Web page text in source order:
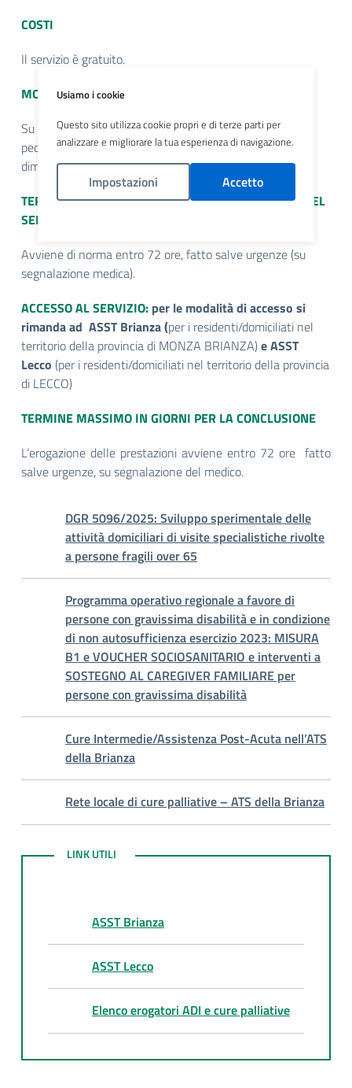
COSTI
Il servizio è gratuito.
MODALITA’ DI ATTIVAZIONE
Su prescrizione del medico di medicina generale, del
pediatra di libera scelta o del medico di reparto in caso di
dimissione protetta, anche dal PS.
TERMINE MASSIMO IN GIORNI PER L’ATTIVAZIONE DEL
SERVIZIO
Avviene di norma entro 72 ore, fatto salve urgenze (su
segnalazione medica).
ACCESSO AL SERVIZIO: per le modalità di accesso si
rimanda ad ASST Brianza (per i residenti/domiciliati nel
territorio della provincia di MONZA BRIANZA)e ASST
Lecco (per i residenti/domiciliati nel territorio della provincia
di LECCO)
TERMINE MASSIMO IN GIORNI PER LA CONCLUSIONE
L’erogazione delle prestazioni avviene entro 72 ore fatto
salve urgenze, su segnalazione del medico.
DGR 5096/2025: Sviluppo sperimentale delle
attività domiciliari di visite specialistiche rivolte
a persone fragili over 65
Programma operativo regionale a favore di
persone con gravissima disabilità e in condizione
di non autosufficienza esercizio 2023: MISURA
B1 e VOUCHER SOCIOSANITARIO e interventi a
SOSTEGNO AL CAREGIVER FAMILIARE per
persone con gravissima disabilità
Cure Intermedie/Assistenza Post-Acuta nell’ATS
della Brianza
Rete locale di cure palliative – ATS della Brianza
LINK UTILI
LINK UTILI
ASST Brianza
ASST Lecco
Elenco erogatori ADI e cure palliative
Usiamo i cookie
Questo sito utilizza cookie propri e di terze parti per
analizzare e migliorare la tua esperienza di navigazione.
Impostazioni Accetto